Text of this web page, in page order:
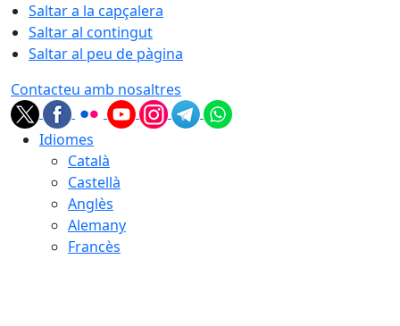
Saltar a la capçalera
Saltar al contingut
Saltar al peu de pàgina
Contacteu amb nosaltres
Idiomes
Català
Castellà
Anglès
Alemany
Francès